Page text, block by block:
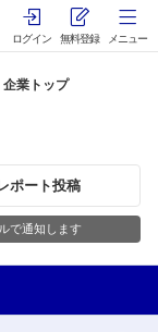
ログイン 無料登録 メニュー
業トップ
ポート投稿
で通知します